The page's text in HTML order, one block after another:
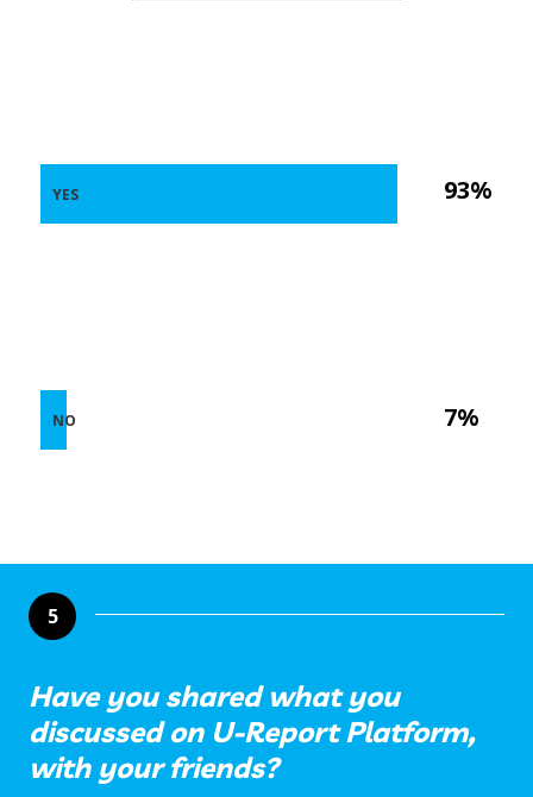
93%
7%
YES
NO
5
Have you shared what you
discussed on U-Report Platform,
with your friends?